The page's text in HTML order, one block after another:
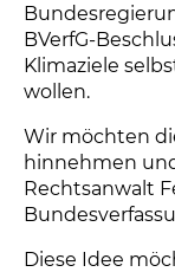
BVerfG-
Klimaziele
wollen.
Wir möchten
hinnehmen
Rechtsanwalt
Diese Idee